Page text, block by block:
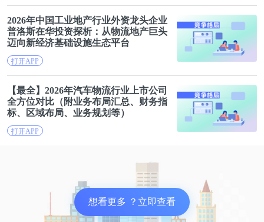
实问题，比如成为学者意味着什么、高阶博士技能、
如何撰写主要论文、如何注释期刊文章、如何撰写高
质量的论文、如何管理论文过程等。其中包含了高质
该书直言不讳地告诫博士生，言行要像学者。如果你
想成为一名学者，那么你就需要像个学者一样行事。
实际上，在大学授予你学位之前，你必须证明你可以
通过为人们所接受的方式应用这些博士水平的技能。
2026年中国工业地产行业外资龙头企业
普洛斯在华投资探析：从物流地产巨头
迈向新经济基础设施生态平台
打开APP
【最全】2026年汽车物流行业上市公司
全方位对比（附业务布局汇总、财务指
标、区域布局、业务规划等）
打开APP
想看更多 ？立即查看